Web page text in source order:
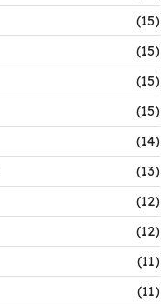
(15)
(15)
(15)
(15)
(14)
(13)
(12)
(12)
(11)
(11)